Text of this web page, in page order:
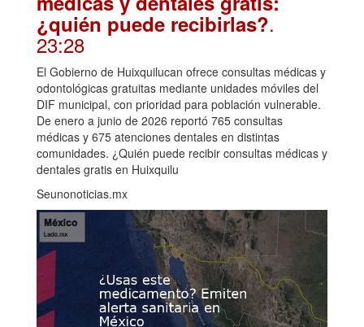
¿quién puede recibirlas?.
23:28
El Gobierno de Huixquilucan ofrece consultas médicas y
odontológicas gratuitas mediante unidades móviles del
DIF municipal, con prioridad para población vulnerable.
De enero a junio de 2026 reportó 765 consultas
médicas y 675 atenciones dentales en distintas
comunidades. ¿Quién puede recibir consultas médicas y
dentales gratis en Huixquilu
Seunonoticias.mx